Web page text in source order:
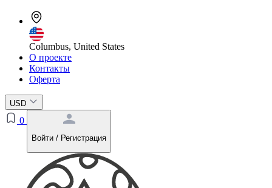
Columbus, United States
О проекте
Контакты
Оферта
USD
0
Войти / Регистрация